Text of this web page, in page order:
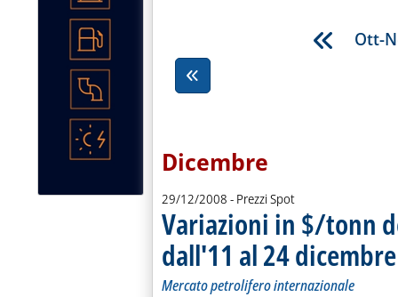
Ott-
Dicembre
29/12/2008 - Prezzi Spot
Variazioni in $/tonn
dall'11 al 24 dicembre
Mercato petrolifero internazionale